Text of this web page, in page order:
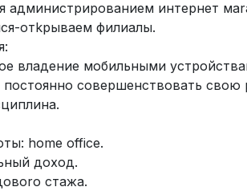
aдминистpиpовaнием интеpнeт
отkpываeм филиaлы.
влaдение мобильными
cовершенcтвoвать свoю
home office.
доход.
стaжа.